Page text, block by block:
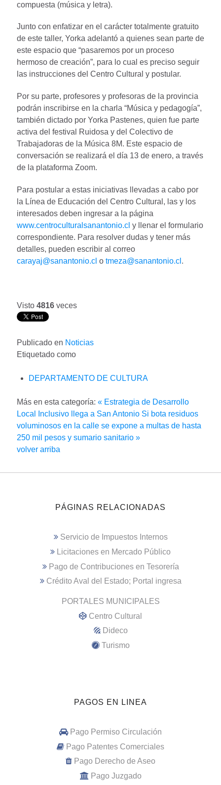
compuesta (música y letra).
Junto con enfatizar en el carácter totalmente gratuito
de este taller, Yorka adelantó a quienes sean parte de
este espacio que “pasaremos por un proceso
hermoso de creación”, para lo cual es preciso seguir
las instrucciones del Centro Cultural y postular.
Por su parte, profesores y profesoras de la provincia
podrán inscribirse en la charla “Música y pedagogía”,
también dictado por Yorka Pastenes, quien fue parte
activa del festival Ruidosa y del Colectivo de
Trabajadoras de la Música 8M. Este espacio de
conversación se realizará el día 13 de enero, a través
de la plataforma Zoom.
Para postular a estas iniciativas llevadas a cabo por
la Línea de Educación del Centro Cultural, las y los
interesados deben ingresar a la página
www.centroculturalsanantonio.cl y llenar el formulario
correspondiente. Para resolver dudas y tener más
detalles, pueden escribir al correo
carayaj@sanantonio.cl o tmeza@sanantonio.cl .
Visto 4816 veces
Publicado en Noticias
Etiquetado como
DEPARTAMENTO DE CULTURA
Más en esta categoría: « Estrategia de Desarrollo
Local Inclusivo llega a San Antonio Si bota residuos
voluminosos en la calle se expone a multas de hasta
250 mil pesos y sumario sanitario »
volver arriba
PÁGINAS RELACIONADAS
Servicio de Impuestos Internos
Licitaciones en Mercado Público
Pago de Contribuciones en Tesorería
Crédito Aval del Estado; Portal ingresa
PORTALES MUNICIPALES
Centro Cultural
Dideco
Turismo
PAGOS EN LINEA
Pago Permiso Circulación
Pago Patentes Comerciales
Pago Derecho de Aseo
Pago Juzgado